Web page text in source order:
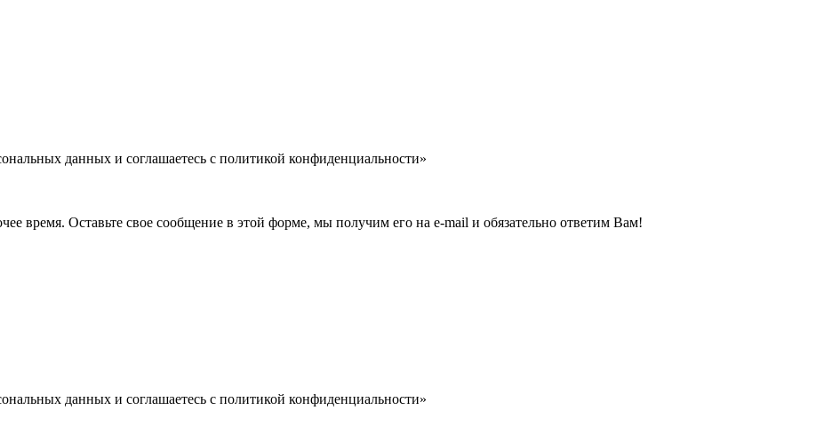
данных и соглашаетесь c политикой конфиденциальности»
время. Оставьте свое сообщение в этой форме, мы получим его на e-mail и обязательно ответим Вам!
данных и соглашаетесь c политикой конфиденциальности»